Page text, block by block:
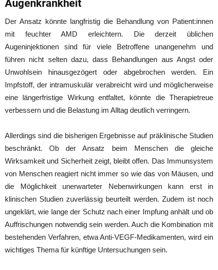
Augenkrankheit
Der Ansatz könnte langfristig die Behandlung von Patient:innen
mit feuchter AMD erleichtern. Die derzeit üblichen
Augeninjektionen sind für viele Betroffene unangenehm und
führen nicht selten dazu, dass Behandlungen aus Angst oder
Unwohlsein hinausgezögert oder abgebrochen werden. Ein
Impfstoff, der intramuskulär verabreicht wird und möglicherweise
eine längerfristige Wirkung entfaltet, könnte die Therapietreue
verbessern und die Belastung im Alltag deutlich verringern.
Allerdings sind die bisherigen Ergebnisse auf präklinische Studien
beschränkt. Ob der Ansatz beim Menschen die gleiche
Wirksamkeit und Sicherheit zeigt, bleibt offen. Das Immunsystem
von Menschen reagiert nicht immer so wie das von Mäusen, und
die Möglichkeit unerwarteter Nebenwirkungen kann erst in
klinischen Studien zuverlässig beurteilt werden. Zudem ist noch
ungeklärt, wie lange der Schutz nach einer Impfung anhält und ob
Auffrischungen notwendig sein werden. Auch die Kombination mit
bestehenden Verfahren, etwa Anti-VEGF-Medikamenten, wird ein
wichtiges Thema für künftige Untersuchungen sein.